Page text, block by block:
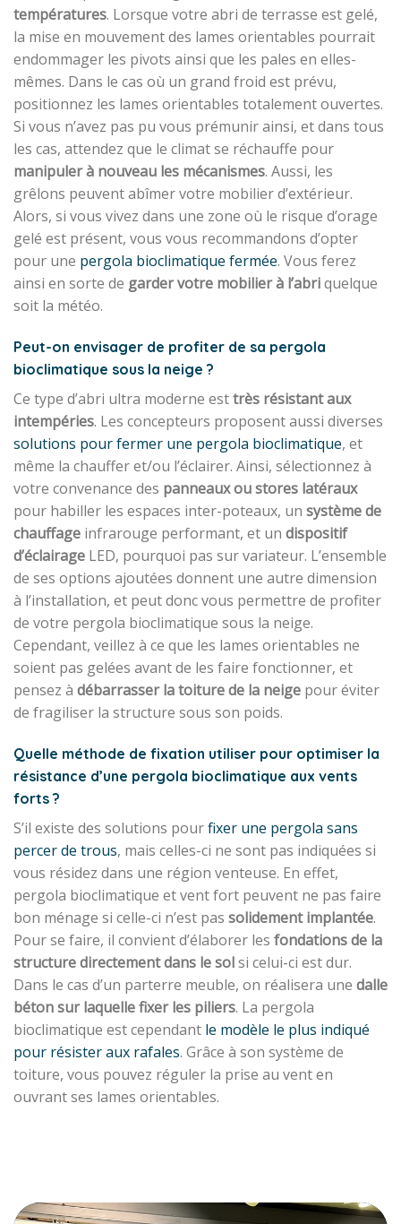
températures. Lorsque votre abri de terrasse est gelé,
la mise en mouvement des lames orientables pourrait
endommager les pivots ainsi que les pales en elles-
mêmes. Dans le cas où un grand froid est prévu,
positionnez les lames orientables totalement ouvertes.
Si vous n’avez pas pu vous prémunir ainsi, et dans tous
les cas, attendez que le climat se réchauffe pour
manipuler à nouveau les mécanismes. Aussi, les
grêlons peuvent abîmer votre mobilier d’extérieur.
Alors, si vous vivez dans une zone où le risque d’orage
gelé est présent, vous vous recommandons d’opter
pour une pergola bioclimatique fermée. Vous ferez
ainsi en sorte de garder votre mobilier à l’abriquelque
soit la météo.
Peut-on envisager de profiter de sa pergola
bioclimatique sous la neige ?
Ce type d’abri ultra moderne esttrès résistant aux
intempéries. Les concepteurs proposent aussi diverses
solutions pour fermer une pergola bioclimatique, et
même la chauffer et/ou l’éclairer. Ainsi, sélectionnez à
votre convenance des panneaux ou stores latéraux
pour habiller les espaces inter-poteaux, un système de
chauffage infrarouge performant, et un dispositif
d’éclairage LED, pourquoi pas sur variateur. L’ensemble
de ses options ajoutées donnent une autre dimension
à l’installation, et peut donc vous permettre de profiter
de votre pergola bioclimatique sous la neige.
Cependant, veillez à ce que les lames orientables ne
soient pas gelées avant de les faire fonctionner, et
pensez à débarrasser la toiture de la neige pour éviter
de fragiliser la structure sous son poids.
Quelle méthode de fixation utiliser pour optimiser la
résistance d’une pergola bioclimatique aux vents
forts ?
S’il existe des solutions pourfixer une pergola sans
percer de trous, mais celles-ci ne sont pas indiquées si
vous résidez dans une région venteuse. En effet,
pergola bioclimatique et vent fort peuvent ne pas faire
bon ménage si celle-ci n’est pas solidement implantée.
Pour se faire, il convient d’élaborer les fondations de la
structure directement dans le solsi celui-ci est dur.
Dans le cas d’un parterre meuble, on réalisera une dalle
béton sur laquelle fixer les piliers. La pergola
bioclimatique est cependant le modèle le plus indiqué
pour résister aux rafales. Grâce à son système de
toiture, vous pouvez réguler la prise au vent en
ouvrant ses lames orientables.